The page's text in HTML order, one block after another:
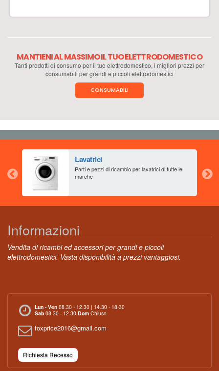
MANTIENI AL MASSIMO IL TUO ELETTRODOMESTICO
Tanti prodotti di consumo per il tuo elettrodomestico, i migliori prezzi per
consumabili per grandi e piccoli elettrodomestici
CONSUMABILI
Lavatrici
Parti e pezzi di ricambio per lavatrici di tutte le
marche
Informazioni
Vendita di ricambi ed accessori per grandi e piccoli
elettrodomestici. Vasta disponibilità a prezzi vantaggiosi.
Lun - Ven 08.30 - 12.30 | 14.30 - 18-30
Sab 08.30 - 12.30 Dom Chiuso
foxprice2016@gmail.com
Richiesta Recesso